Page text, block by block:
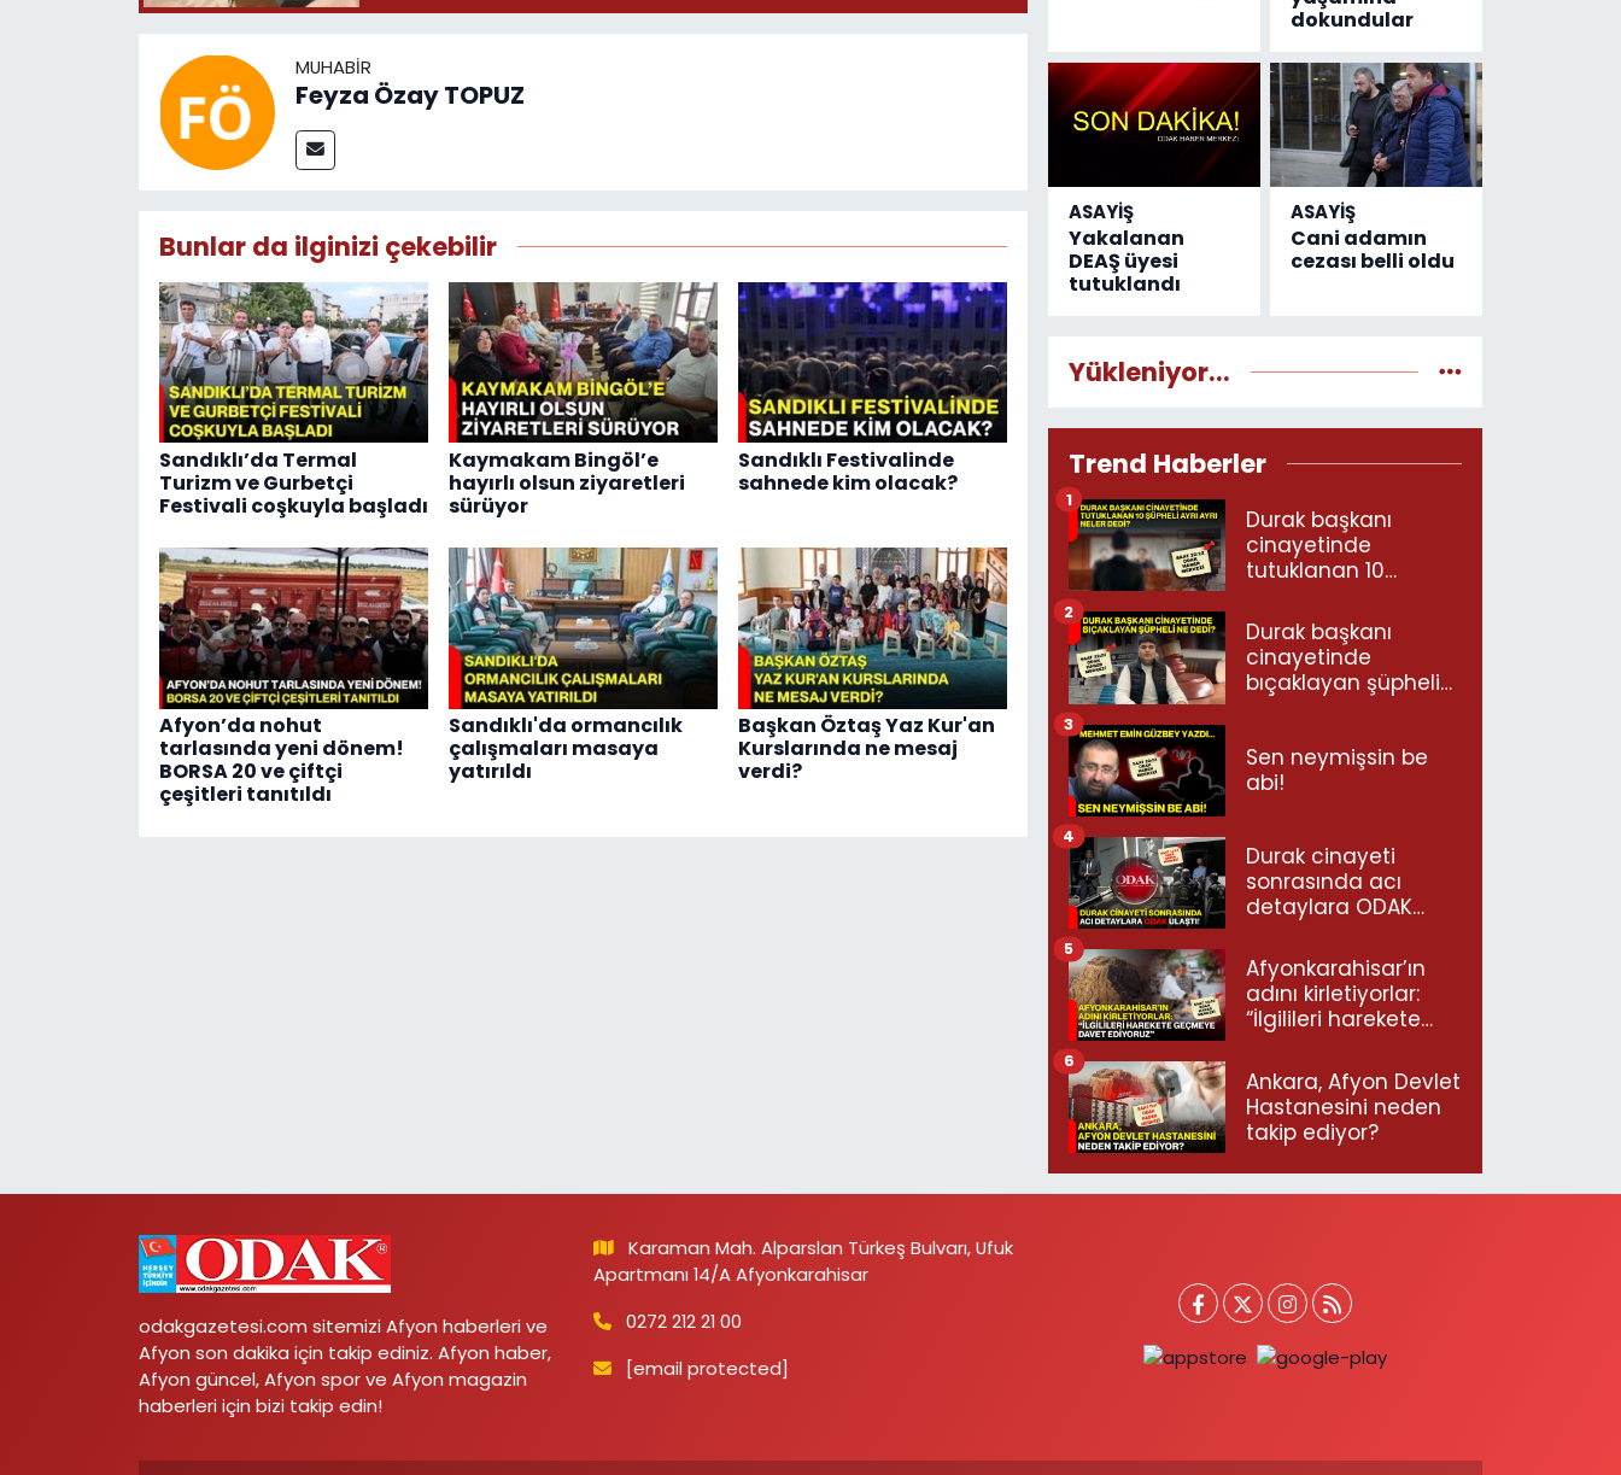
MUHABIR
Feyza Özay TOPUZ
Bunlar da ilginizi çekebilir
Sandıklı’da Termal
Turizm ve Gurbetçi
Festivali coşkuyla başladı
Kaymakam Bingöl’e
hayırlı olsun ziyaretleri
sürüyor
Sandıklı Festivalinde
sahnede kim olacak?
Afyon’da nohut
tarlasında yeni dönem!
BORSA 20 ve çiftçi
çeşitleri tanıtıldı
Sandıklı'da ormancılık
çalışmaları masaya
yatırıldı
Başkan Öztaş Yaz Kur'an
Kurslarında ne mesaj
verdi?
dokundular
ASAYİŞ
Yakalanan
DEAŞ üyesi
tutuklandı
ASAYİŞ
Cani adamın
cezası belli oldu
Yükleniyor...
Trend Haberler
Durak başkanı
cinayetinde
tutuklanan 10
neler dedi?
1
Durak başkanı
cinayetinde
bıçaklayan şüpheli
2
Sen neymişsin be
abi!
3
Durak cinayeti
sonrasında acı
detaylara ODAK
4
Afyonkarahisar’ın
adını kirletiyorlar:
“İlgilileri harekete
ediyoruz”
5
Ankara, Afyon Devlet
Hastanesini neden
takip ediyor?
6
odakgazetesi.com sitemizi Afyon haberleri ve
Afyon son dakika için takip ediniz. Afyon haber,
Afyon güncel, Afyon spor ve Afyon magazin
haberleri için bizi takip edin!
Karaman Mah. Alparslan Türkeş Bulvarı, Ufuk
Apartmanı 14/A Afyonkarahisar
0272 212 21 00
[email protected]